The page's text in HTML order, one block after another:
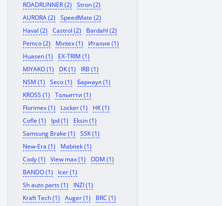
ROADRUNNER (2)
Stron (2)
AURORA (2)
SpeedMate (2)
Haval (2)
Castrol (2)
Bardahl (2)
Pemco (2)
Mintex (1)
Италия (1)
Huasen (1)
EX-TRIM (1)
MIYAKO (1)
DK (1)
IRB (1)
NSM (1)
Seco (1)
Барнаул (1)
KROSS (1)
Тольятти (1)
Florimex (1)
Locker (1)
HK (1)
Cofle (1)
Ipd (1)
Eksin (1)
Samsung Brake (1)
SSK (1)
New-Era (1)
Mabitek (1)
Cody (1)
View max (1)
ODM (1)
BANDO (1)
Icer (1)
Sh auto parts (1)
INZI (1)
Kraft Tech (1)
Auger (1)
BRC (1)